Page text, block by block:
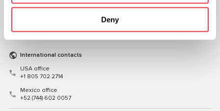
Deny
+38 (057) 728-49-64
Mon–Fri, 09:00–18:00 (UTC+3)
International contacts
USA office
+1 805 702 2714
Mexico office
+52 (744) 602 0057